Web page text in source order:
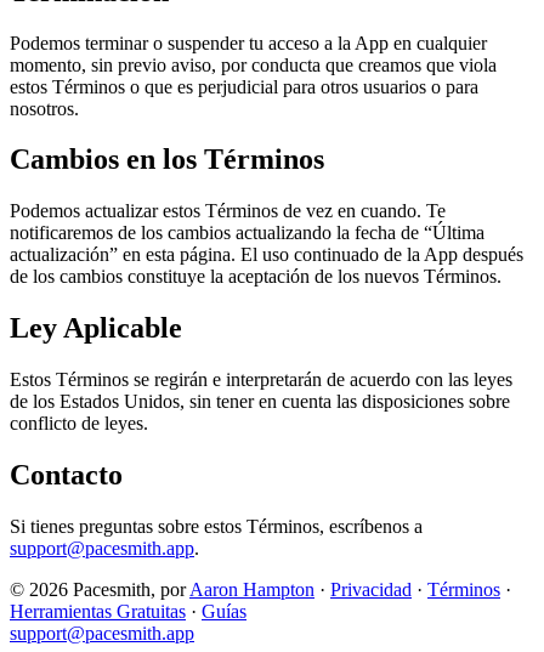
Podemos terminar o suspender tu acceso a la App en cualquier
momento, sin previo aviso, por conducta que creamos que viola
estos Términos o que es perjudicial para otros usuarios o para
nosotros.
Cambios en los Términos
Podemos actualizar estos Términos de vez en cuando. Te
notificaremos de los cambios actualizando la fecha de “Última
actualización” en esta página. El uso continuado de la App después
de los cambios constituye la aceptación de los nuevos Términos.
Ley Aplicable
Estos Términos se regirán e interpretarán de acuerdo con las leyes
de los Estados Unidos, sin tener en cuenta las disposiciones sobre
conflicto de leyes.
Contacto
Si tienes preguntas sobre estos Términos, escríbenos a
support@pacesmith.app.
© 2026 Pacesmith, porAaron Hampton · Privacidad · Términos ·
Herramientas Gratuitas · Guías
support@pacesmith.app